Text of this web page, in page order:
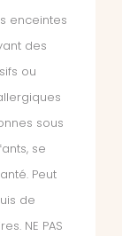
enceintes
des
ou
sous
se
Peut
de
NE PAS